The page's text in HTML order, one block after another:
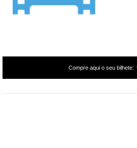
Compre aqui o seu bilhete: